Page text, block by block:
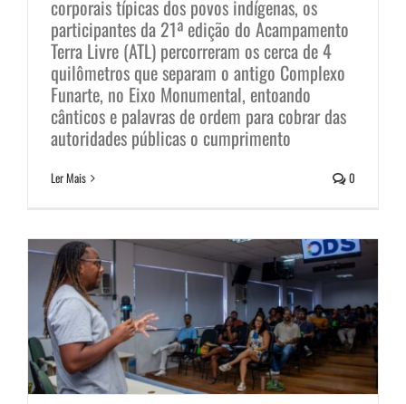
corporais típicas dos povos indígenas, os
participantes da 21ª edição do Acampamento
Terra Livre (ATL) percorreram os cerca de 4
quilômetros que separam o antigo Complexo
Funarte, no Eixo Monumental, entoando
cânticos e palavras de ordem para cobrar das
autoridades públicas o cumprimento
Ler Mais 0
Saúde das Favelas em nova